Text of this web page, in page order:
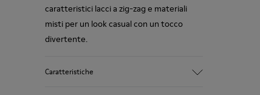
caratteristici lacci a zig-zag e materiali
misti per un look casual con un tocco
divertente.
Caratteristiche